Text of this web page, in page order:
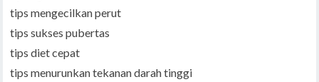
tips mengecilkan perut
tips sukses pubertas
tips diet cepat
tips menurunkan tekanan darah tinggi